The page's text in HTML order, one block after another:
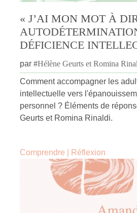
« J’AI MON MOT À
DÉFICIENCE
par #Hélène Geurts et Romina
Comment accompagner les
intellectuelle vers
personnel ? Éléments de
Geurts et Romina Rinaldi.
Comprendre Réflexion